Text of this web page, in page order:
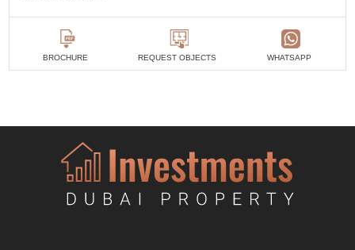
BROCHURE REQUEST OBJECTS WHATSAPP